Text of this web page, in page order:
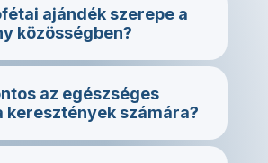
ajándék szerepe a
közösségben?
az egészséges
keresztények számára?